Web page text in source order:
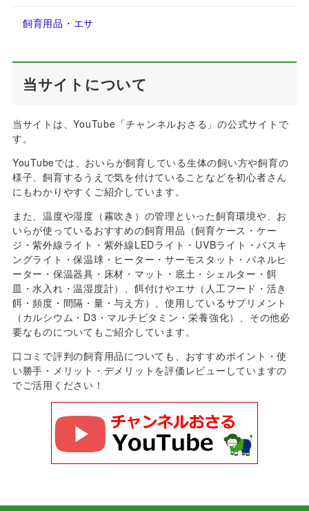
飼育用品・エサ
当サイトについて
当サイトは、YouTube「チャンネルおさる」の公式サイトで
す。
YouTubeでは、おいらが飼育している生体の飼い方や飼育の
様子、飼育するうえで気を付けていることなどを初心者さん
にもわかりやすくご紹介しています。
また、温度や湿度（霧吹き）の管理といった飼育環境や、お
いらが使っているおすすめの飼育用品（飼育ケース・ケー
ジ・紫外線ライト・紫外線LEDライト・UVBライト・バスキ
ングライト・保温球・ヒーター・サーモスタット・パネルヒ
ーター・保温器具・床材・マット・底土・シェルター・餌
皿・水入れ・温湿度計）、餌付けやエサ（人工フード・活き
餌・頻度・間隔・量・与え方）、使用しているサプリメント
（カルシウム・D3・マルチビタミン・栄養強化）、その他必
要なものについてもご紹介しています。
口コミで評判の飼育用品についても、おすすめポイント・使
い勝手・メリット・デメリットを評価レビューしていますの
でご活用ください！